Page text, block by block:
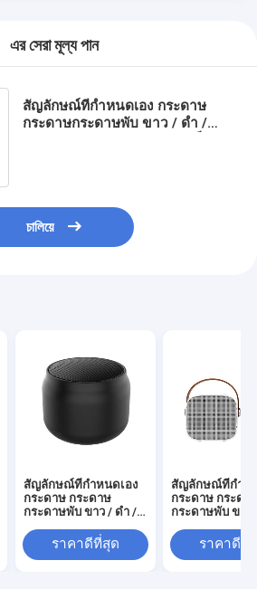
এর সেরা মূল্য পান
สัญลักษณ์ที่กําหนดเอง กระดาษ
กระดาษกระดาษพับ ขาว / ดํา /
চালিয়ে
สัญลักษณ์ที่กําหนดเอง
กระดาษ กระดาษ
กระดาษพับ ขาว / ดํา /
แม่เหล็กหรูราคาดีที่สุด
สัญลักษณ์ที่กําห
กระดาษ กระดา
กระดาษพับ ขาว
แม่เหล็กหรู
ราคาดีที่